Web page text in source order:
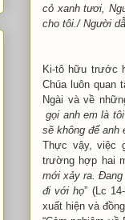
cỏ xanh tươi,
cho tôi./ Người
Ki-tô hữu trước
Chúa luôn quan
Ngài và về
gọi anh em là
sẽ không để anh
Thực vậy, việc
trường hợp hai
mới xảy ra.
đi với họ” (Lc
xuất hiện và